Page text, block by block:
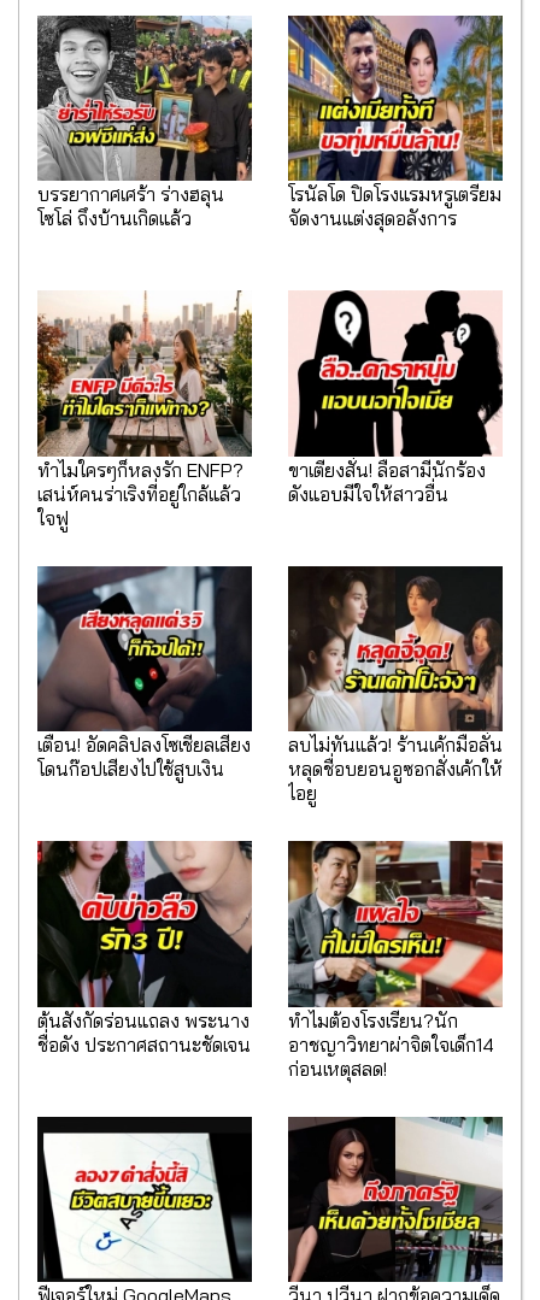
บรรยากาศเศร้า ร่างฮลุน
โซโล่ ถึงบ้านเกิดแล้ว
โรนัลโด ปิดโรงแรมหรูเตรียม
จัดงานแต่งสุดอลังการ
ทำไมใครๆก็หลงรัก ENFP?
เสน่ห์คนร่าเริงที่อยู่ใกล้แล้ว
ใจฟู
ขาเตียงสั่น! ลือสามีนักร้อง
ดังแอบมีใจให้สาวอื่น
เตือน! อัดคลิปลงโซเชียลเสี่ยง
โดนก๊อปเสียงไปใช้สูบเงิน
ลบไม่ทันแล้ว! ร้านเค้กมือลั่น
หลุดชื่อบยอนอูซอกสั่งเค้กให้
ไอยู
ต้นสังกัดร่อนแถลง พระนาง
ชื่อดัง ประกาศสถานะชัดเจน
ทำไมต้องโรงเรียน?นัก
อาชญาวิทยาผ่าจิตใจเด็ก14
ก่อนเหตุสลด!